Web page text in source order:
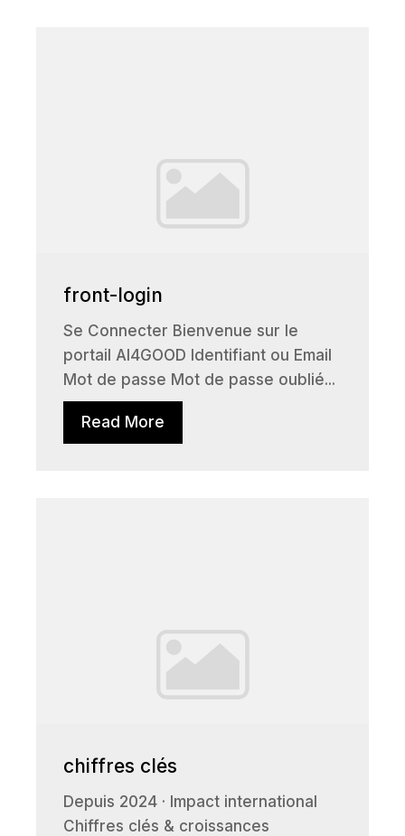
front-login
Se Connecter Bienvenue sur le
portail AI4GOOD Identifiant ou Email
Mot de passe Mot de passe oublié...
Read More
chiffres clés
Depuis 2024 · Impact international
Chiffres clés & croissances